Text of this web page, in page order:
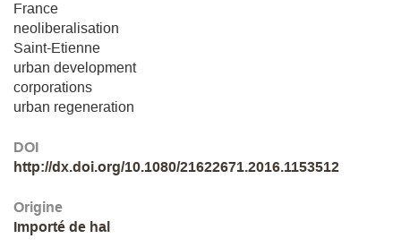
France
neoliberalisation
Saint-Etienne
urban development
corporations
urban regeneration
DOI
http://dx.doi.org/10.1080/21622671.2016.1153512
Origine
Importé de hal